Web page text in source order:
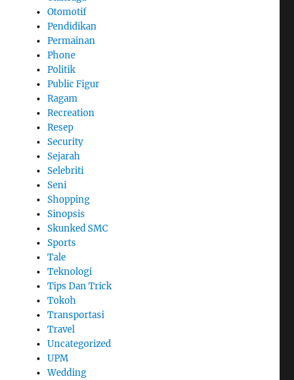
Otomotif
Pendidikan
Permainan
Phone
Politik
Public Figur
Ragam
Recreation
Resep
Security
Sejarah
Selebriti
Seni
Shopping
Sinopsis
Skunked SMC
Sports
Tale
Teknologi
Tips Dan Trick
Tokoh
Transportasi
Travel
Uncategorized
UPM
Wedding